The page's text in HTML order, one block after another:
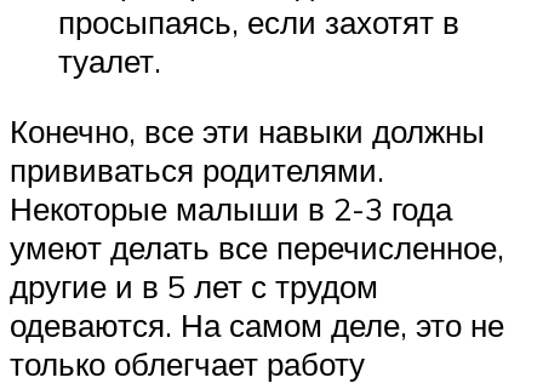
просыпаясь, если захотят в
туалет.
Конечно, все эти навыки должны
прививаться родителями.
Некоторые малыши в 2-3 года
умеют делать все перечисленное,
другие и в 5 лет с трудом
одеваются. На самом деле, это не
только облегчает работу